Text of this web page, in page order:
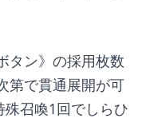
タン》の採用枚数
第で貫通展開が可
召喚1回でしらひ